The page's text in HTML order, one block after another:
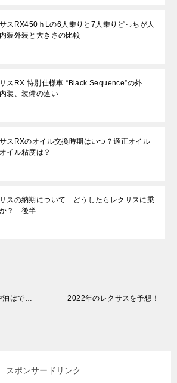
スRX450ｈLの6人乗りと7人乗りどっちが人
装外装と大きさの比較
スRX 特別仕様車 “Black Sequence”の外
装、装備の違い
スRXのオイル交換時期はいつ？適正オイル
イル粘度は？
スの納期について どうしたらレクサスに乗
？ 後半
レクサスのSUVで車中泊はできる？ 2022年のレクサスを予想！
スポンサードリンク